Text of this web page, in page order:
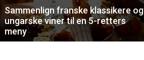
Sammenlign franske klassikere og
ungarske viner til en 5-retters
meny